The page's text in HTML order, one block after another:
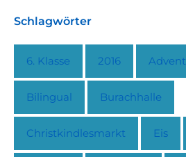
Schlagwörter
6. Klasse 2016 Advent
Bilingual Burachhalle
Christkindlesmarkt Eis